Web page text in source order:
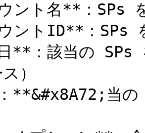
ト名**：SPs
ントID**：SPs
：該当の SPs
）
当の